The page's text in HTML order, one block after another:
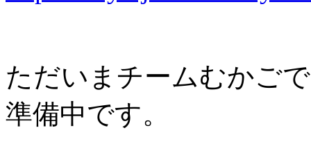
ただいまチームむかご
準備中です。